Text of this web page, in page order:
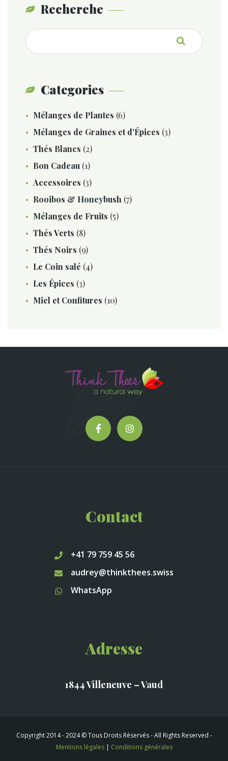
Recherche
Recherche
pour :
Categories
Mélanges de Plantes (6)
Mélanges de Graines et d'Épices (3)
Thés Blancs (2)
Bon Cadeau (1)
Accessoires (3)
Rooibos & Honeybush (7)
Mélanges de Fruits (5)
Thés Verts (8)
Thés Noirs (9)
Le Coin salé (4)
Les Épices (3)
Miel et Confitures (10)
Contact
+41 79 759 45 56
audrey@thinkthees.swiss
WhatsApp
Adresse
1844 Villeneuve – Vaud
Copyright 2014 - 2024 © Tous Droits Réservés - All Rights Reserved -
Mentions légales| Conditions générales